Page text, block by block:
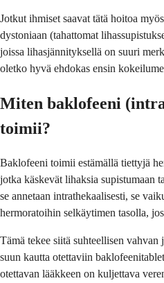
Jotkut ihmiset saavat tätä hoitoa
dystoniaan (tahattomat
joissa lihasjännityksellä on suuri
oletko hyvä ehdokas ensin
Miten baklofeeni
toimii?
Baklofeeni toimii estämällä tiettyjä
jotka käskevät lihaksia supistumaan
se annetaan intrathekaalisesti, se
hermoratoihin selkäytimen tasolla,
Tämä tekee siitä suhteellisen
suun kautta otettaviin
otettavan lääkkeen on kuljettava